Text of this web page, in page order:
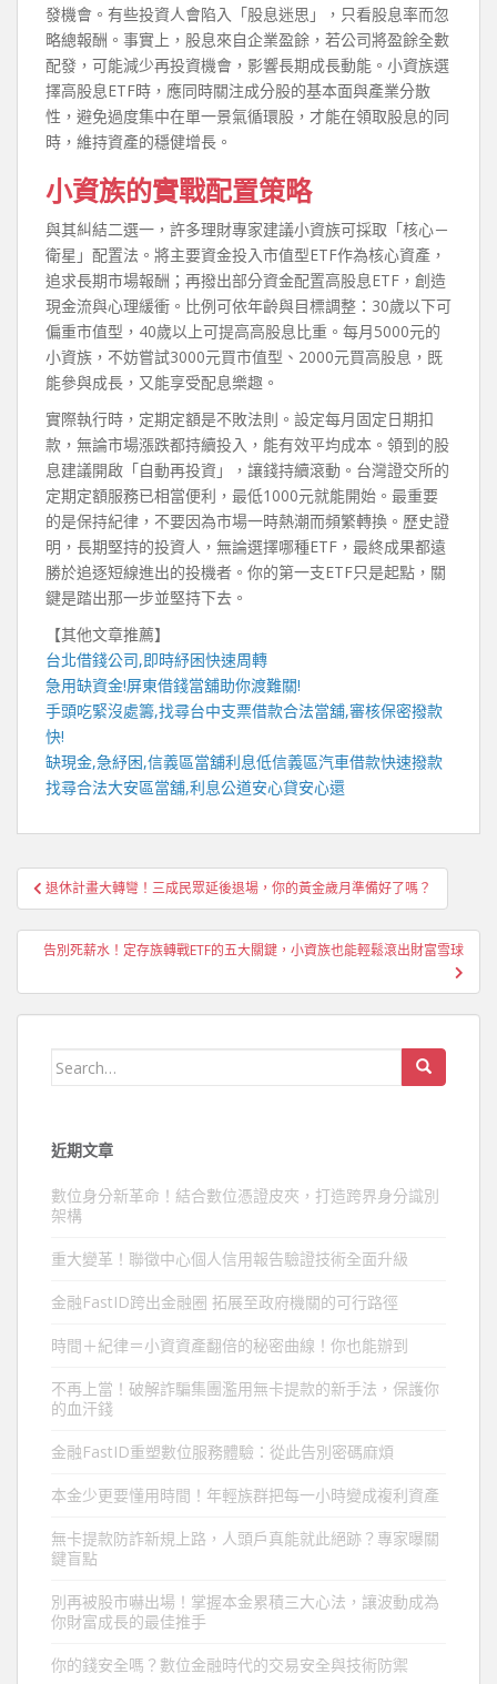
發機會。有些投資人會陷入「股息迷思」，只看股息率而忽
略總報酬。事實上，股息來自企業盈餘，若公司將盈餘全數
配發，可能減少再投資機會，影響長期成長動能。小資族選
擇高股息ETF時，應同時關注成分股的基本面與產業分散
性，避免過度集中在單一景氣循環股，才能在領取股息的同
時，維持資產的穩健增長。
小資族的實戰配置策略
與其糾結二選一，許多理財專家建議小資族可採取「核心－
衛星」配置法。將主要資金投入市值型ETF作為核心資產，
追求長期市場報酬；再撥出部分資金配置高股息ETF，創造
現金流與心理緩衝。比例可依年齡與目標調整：30歲以下可
偏重市值型，40歲以上可提高高股息比重。每月5000元的
小資族，不妨嘗試3000元買市值型、2000元買高股息，既
能參與成長，又能享受配息樂趣。
實際執行時，定期定額是不敗法則。設定每月固定日期扣
款，無論市場漲跌都持續投入，能有效平均成本。領到的股
息建議開啟「自動再投資」，讓錢持續滾動。台灣證交所的
定期定額服務已相當便利，最低1000元就能開始。最重要
的是保持紀律，不要因為市場一時熱潮而頻繁轉換。歷史證
明，長期堅持的投資人，無論選擇哪種ETF，最終成果都遠
勝於追逐短線進出的投機者。你的第一支ETF只是起點，關
鍵是踏出那一步並堅持下去。
【其他文章推薦】
台北借錢公司,即時紓困快速周轉
急用缺資金!屏東借錢當舖助你渡難關!
手頭吃緊沒處籌,找尋台中支票借款合法當舖,審核保密撥款
快!
缺現金,急紓困,信義區當舖利息低信義區汽車借款快速撥款
找尋合法大安區當舖,利息公道安心貸安心還
文
章
導
退休計畫大轉彎！三成民眾延後退場，你的黃金歲月準備好了嗎？
告別死薪水！定存族轉戰ETF的五大關鍵，小資族也能輕鬆滾出財富雪球
Search
近期文章
數位身分新革命！結合數位憑證皮夾，打造跨界身分識別
架構
重大變革！聯徵中心個人信用報告驗證技術全面升級
金融FastID跨出金融圈 拓展至政府機關的可行路徑
時間＋紀律＝小資資產翻倍的秘密曲線！你也能辦到
不再上當！破解詐騙集團濫用無卡提款的新手法，保護你
的血汗錢
金融FastID重塑數位服務體驗：從此告別密碼麻煩
本金少更要懂用時間！年輕族群把每一小時變成複利資產
無卡提款防詐新規上路，人頭戶真能就此絕跡？專家曝關
鍵盲點
別再被股市嚇出場！掌握本金累積三大心法，讓波動成為
你財富成長的最佳推手
你的錢安全嗎？數位金融時代的交易安全與技術防禦